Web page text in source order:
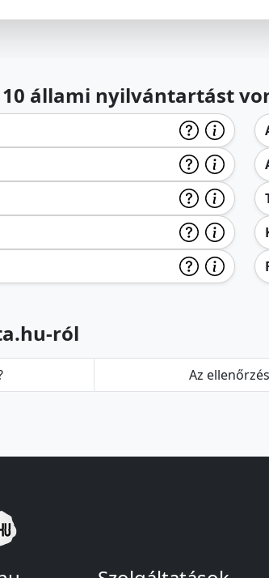
állami nyilvántartást
ról
Az